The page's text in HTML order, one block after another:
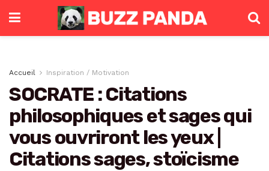
Accueil Inspiration / Motivation
SOCRATE : Citations
philosophiques et sages qui
vous ouvriront les yeux |
Citations sages, stoïcisme